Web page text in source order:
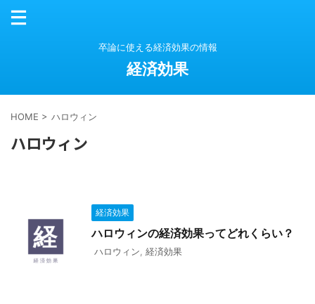
卒論に使える経済効果の情報
経済効果
HOME > ハロウィン
ハロウィン
経済効果
ハロウィンの経済効果ってどれくらい？
ハロウィン 経済効果